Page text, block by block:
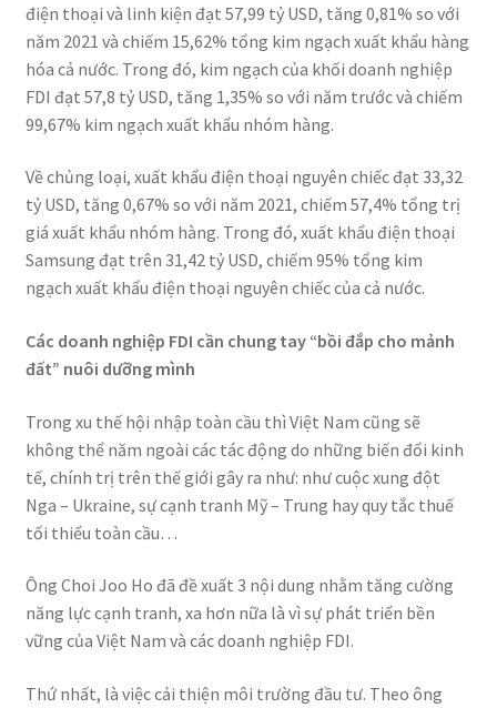
điện thoại và linh kiện đạt 57,99 tỷ USD, tăng 0,81% so với
năm 2021 và chiếm 15,62% tổng kim ngạch xuất khẩu hàng
hóa cả nước. Trong đó, kim ngạch của khối doanh nghiệp
FDI đạt 57,8 tỷ USD, tăng 1,35% so với năm trước và chiếm
99,67% kim ngạch xuất khẩu nhóm hàng.
Về chủng loại, xuất khẩu điện thoại nguyên chiếc đạt 33,32
tỷ USD, tăng 0,67% so với năm 2021, chiếm 57,4% tổng trị
giá xuất khẩu nhóm hàng. Trong đó, xuất khẩu điện thoại
Samsung đạt trên 31,42 tỷ USD, chiếm 95% tổng kim
ngạch xuất khẩu điện thoại nguyên chiếc của cả nước.
Các doanh nghiệp FDI cần chung tay “bồi đắp cho mảnh
đất” nuôi dưỡng mình
Trong xu thế hội nhập toàn cầu thì Việt Nam cũng sẽ
không thể năm ngoài các tác động do những biến đổi kinh
tế, chính trị trên thế giới gây ra như: như cuộc xung đột
Nga – Ukraine, sự cạnh tranh Mỹ – Trung hay quy tắc thuế
tối thiểu toàn cầu…
Ông Choi Joo Ho đã đề xuất 3 nội dung nhằm tăng cường
năng lực cạnh tranh, xa hơn nữa là vì sự phát triển bền
vững của Việt Nam và các doanh nghiệp FDI.
Thứ nhất, là việc cải thiện môi trường đầu tư. Theo ông